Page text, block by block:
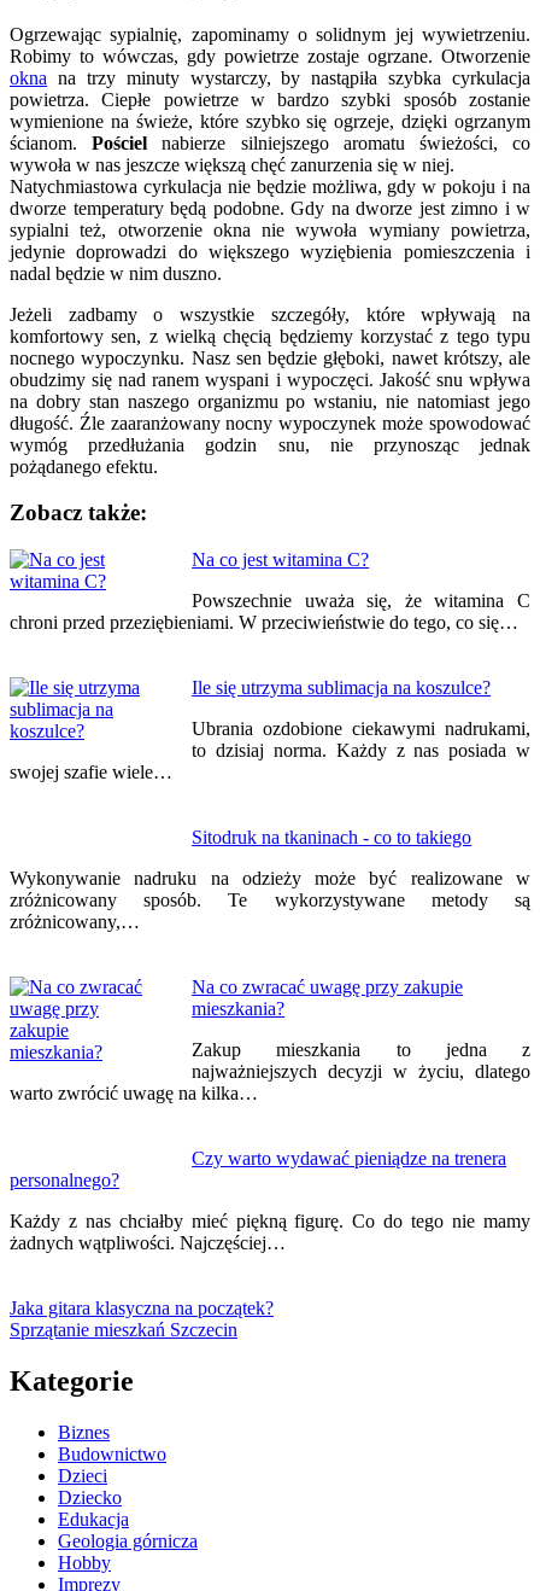
Ogrzewając sypialnię, zapominamy o solidnym jej wywietrzeniu.
Robimy to wówczas, gdy powietrze zostaje ogrzane. Otworzenie
okna na trzy minuty wystarczy, by nastąpiła szybka cyrkulacja
powietrza. Ciepłe powietrze w bardzo szybki sposób zostanie
wymienione na świeże, które szybko się ogrzeje, dzięki ogrzanym
ścianom.Pościel nabierze silniejszego aromatu świeżości, co
wywoła w nas jeszcze większą chęć zanurzenia się w niej.
Natychmiastowa cyrkulacja nie będzie możliwa, gdy w pokoju i na
dworze temperatury będą podobne. Gdy na dworze jest zimno i w
sypialni też, otworzenie okna nie wywoła wymiany powietrza,
jedynie doprowadzi do większego wyziębienia pomieszczenia i
nadal będzie w nim duszno.
Jeżeli zadbamy o wszystkie szczegóły, które wpływają na
komfortowy sen, z wielką chęcią będziemy korzystać z tego typu
nocnego wypoczynku. Nasz sen będzie głęboki, nawet krótszy, ale
obudzimy się nad ranem wyspani i wypoczęci. Jakość snu wpływa
na dobry stan naszego organizmu po wstaniu, nie natomiast jego
długość. Źle zaaranżowany nocny wypoczynek może spowodować
wymóg przedłużania godzin snu, nie przynosząc jednak
pożądanego efektu.
Zobacz także:
Na co jest witamina C?
Powszechnie uważa się, że witamina C
chroni przed przeziębieniami. W przeciwieństwie do tego, co się…
Ile się utrzyma sublimacja na koszulce?
Ubrania ozdobione ciekawymi nadrukami,
to dzisiaj norma. Każdy z nas posiada w
swojej szafie wiele…
Sitodruk na tkaninach - co to takiego
Wykonywanie nadruku na odzieży może być realizowane w
zróżnicowany sposób. Te wykorzystywane metody są
zróżnicowany,…
Na co zwracać uwagę przy zakupie
mieszkania?
Zakup mieszkania to jedna z
najważniejszych decyzji w życiu, dlatego
warto zwrócić uwagę na kilka…
Czy warto wydawać pieniądze na trenera
personalnego?
Każdy z nas chciałby mieć piękną figurę. Co do tego nie mamy
żadnych wątpliwości. Najczęściej…
Nawigacja
wpisu
Jaka gitara klasyczna na początek?
Sprzątanie mieszkań Szczecin
Kategorie
Biznes
Budownictwo
Dzieci
Dziecko
Edukacja
Geologia górnicza
Hobby
Imprezy